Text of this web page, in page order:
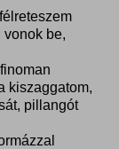
vonok be,
kiszaggatom,
pillangót